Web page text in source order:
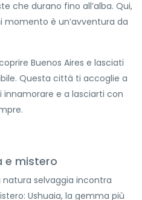
che durano fino all’alba. Qui,
è un’avventura da
Buenos Aires e lasciati
Questa città ti accoglie a
e a lasciarti con
e mistero
selvaggia incontra
Ushuaia, la gemma più